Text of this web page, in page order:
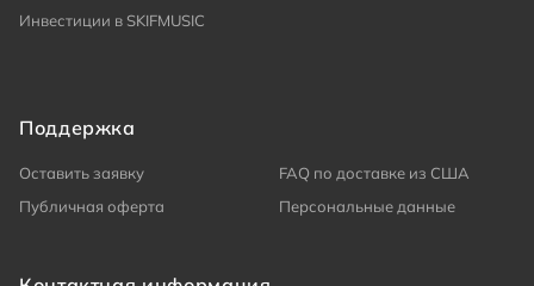
Инвестиции в SKIFMUSIC
Поддержка
Оставить заявку
FAQ по доставке из США
Публичная оферта
Персональные данные